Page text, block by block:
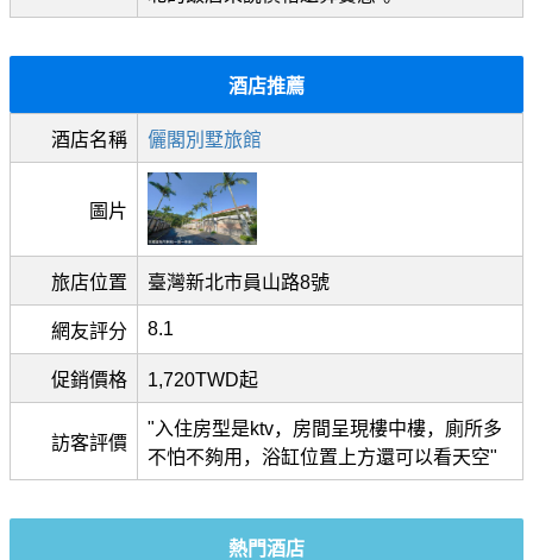
酒店推薦
酒店名稱 儷閣別墅旅館
圖片
旅店位置 臺灣新北市員山路8號
網友評分 8.1
促銷價格 1,720TWD起
訪客評價
"入住房型是ktv，房間呈現樓中樓，廁所多
不怕不夠用，浴缸位置上方還可以看天空"
熱門酒店